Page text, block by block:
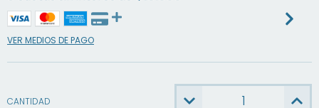
VER MEDIOS DE PAGO
CANTIDAD